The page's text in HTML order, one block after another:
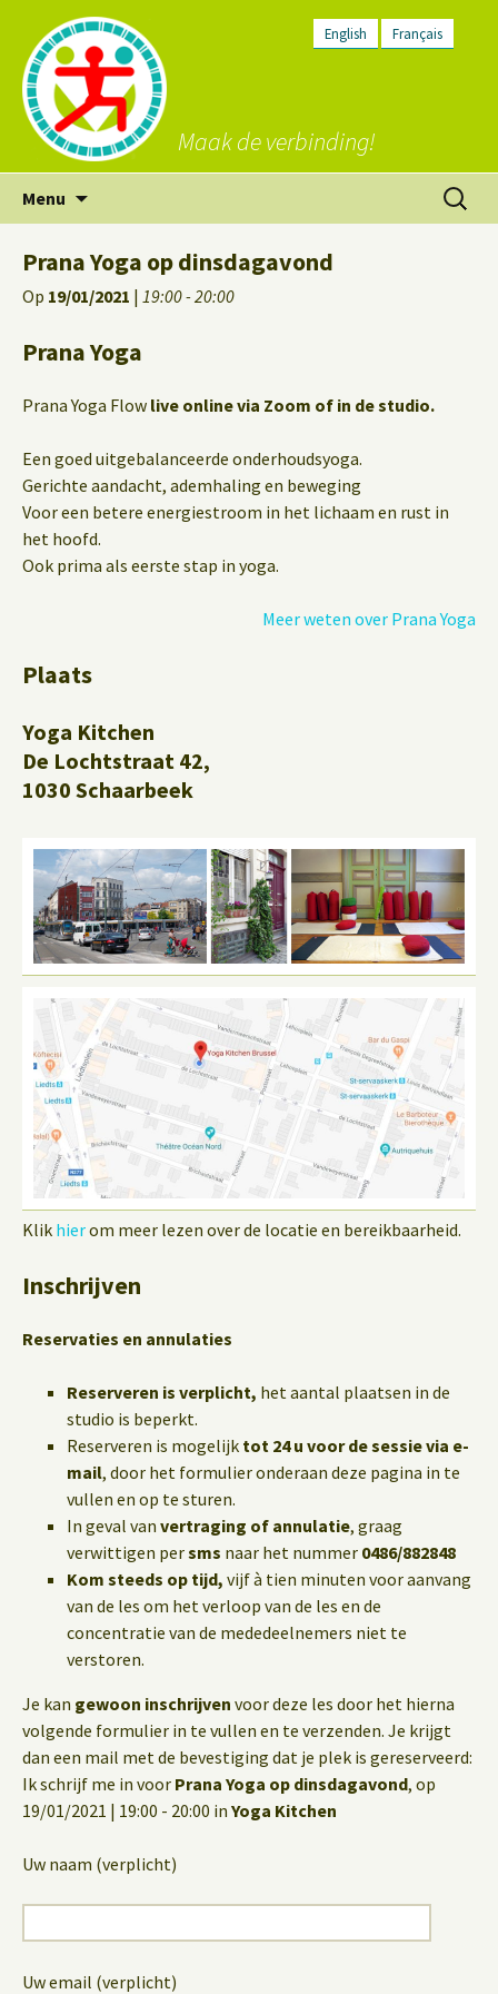
English Français
Maak de verbinding!
Menu
inhoud
Zoeken
naar:
Prana Yoga op dinsdagavond
Op 19/01/2021 | 19:00 - 20:00
Prana Yoga
Prana Yoga Flow live online via Zoom of in de studio.
Een goed uitgebalanceerde onderhoudsyoga.
Gerichte aandacht, ademhaling en beweging
Voor een betere energiestroom in het lichaam en rust in
het hoofd.
Ook prima als eerste stap in yoga.
Meer weten over Prana Yoga
Plaats
Yoga Kitchen
De Lochtstraat 42,
1030 Schaarbeek
Klik hierom meer lezen over de locatie en bereikbaarheid.
Inschrijven
Reservaties en annulaties
Reserveren is verplicht, het aantal plaatsen in de
studio is beperkt.
Reserveren is mogelijk tot 24 u voor de sessie via e-
mail, door het formulier onderaan deze pagina in te
vullen en op te sturen.
In geval van vertraging of annulatie, graag
verwittigen persms naar het nummer 0486/882848
Kom steeds op tijd, vijf à tien minuten voor aanvang
van de les om het verloop van de les en de
concentratie van de mededeelnemers niet te
verstoren.
Je kan gewoon inschrijven voor deze les door het hierna
volgende formulier in te vullen en te verzenden. Je krijgt
dan een mail met de bevestiging dat je plek is gereserveerd:
Ik schrijf me in voor Prana Yoga op dinsdagavond, op
19/01/2021 | 19:00 - 20:00 in Yoga Kitchen
Uw naam (verplicht)
Uw email (verplicht)